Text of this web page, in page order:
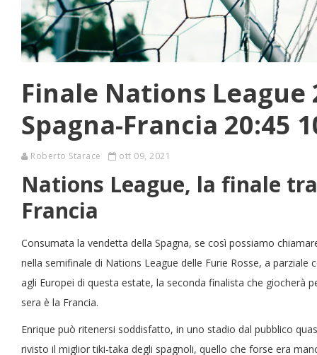
Finale Nations League
Spagna-Francia 20:45
Roberto Starace ott 09, 2021
Nations League, la finale
Francia
Consumata la vendetta della Spagna, se così possiamo
nella semifinale di Nations League delle Furie Rosse, a parziale
agli Europei di questa estate, la seconda finalista che giocherà
sera è la Francia.
Enrique può ritenersi soddisfatto, in uno stadio dal pubblico
rivisto il miglior tiki-taka degli spagnoli, quello che forse era